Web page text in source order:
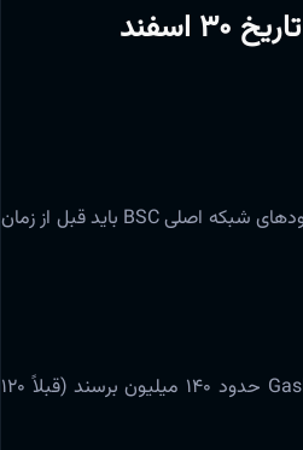
پشتیبانی آریومکس از ارتقا شبکه و هارد فورک بایننس اسمارت چین (BSC) در تاریخ 30 اسفند
فعال خواهد شد. تمام نودهای شبکه اصلی BSC باید قبل از زمان
، پس از نسخه v1.5.7، بلاک‌ها می‌توانند به هدف GasLimit حدود 140 میلیون برسند (قبلاً 120